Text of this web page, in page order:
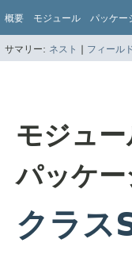
概要 モジュール パッケー
サマリー: ネスト | フィール
モジュ
パッケー
クラ